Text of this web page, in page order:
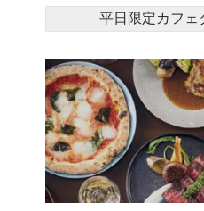
平日限定カフェ